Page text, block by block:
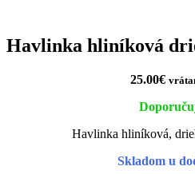
Havlinka hliníková
25.00€
Havlinka hliníková,
Skladom u